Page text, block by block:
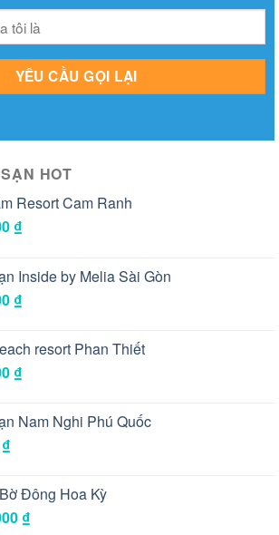
HOT
Resort Cam Ranh
₫
Inside by Melia Sài Gòn
₫
resort Phan Thiết
₫
Nam Nghi Phú Quốc
₫
Đông Hoa Kỳ
₫